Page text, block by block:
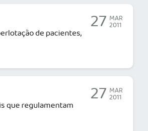
de pacientes,
27 MAR
2011
que regulamentam
27 MAR
2011